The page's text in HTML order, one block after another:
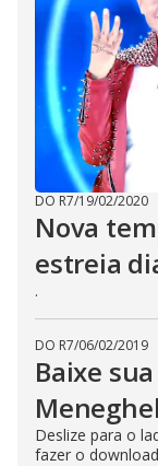
DO R7/19/02/2020
Nova
estreia
.
DO R7/06/02/2019
Baixe
Meneghel
Deslize para o
fazer o download